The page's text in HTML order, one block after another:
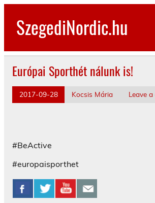
Skip
contentSzegediNordic.hu
Európai Sporthét nálunk is!
2017-09-28 Kocsis Mária Leave
#BeActive
#europaisporthet